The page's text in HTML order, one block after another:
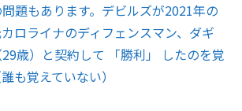
題もあります。デビルズが2021年の
ロライナのディフェンスマン、ダギ
歳）と契約して 「勝利」 したのを覚
も覚えていない）